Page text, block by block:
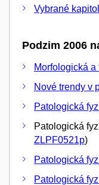
Vybrané
Podzim 2006
Morfologická a
Nové trendy v
Patologická
Patologická
ZLPF0521p)
Patologická
Patologická